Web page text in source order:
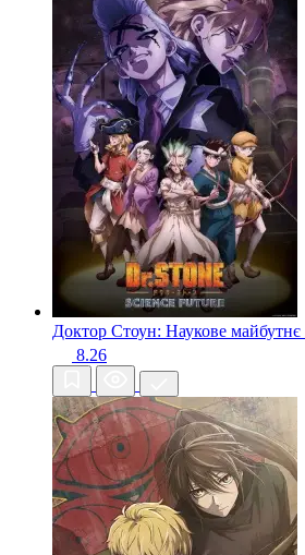
Доктор Стоун: Наукове майбутнє
8.26